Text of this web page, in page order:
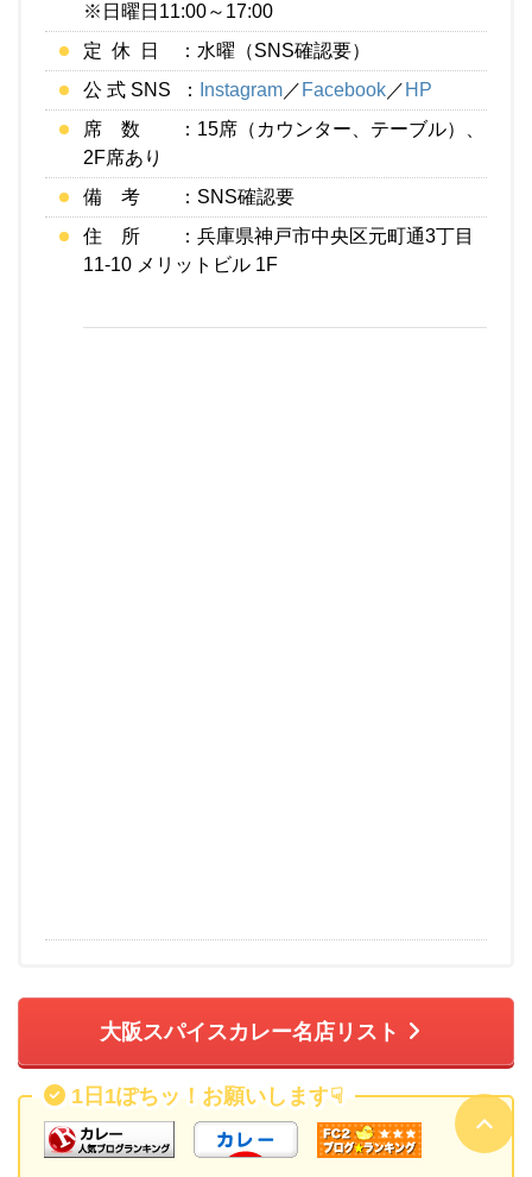
※日曜日11:00～17:00
定 休 日 ：水曜（SNS確認要）
公 式 SNS ：
Instagram／ Facebook／ HP
席 数 ：15席（カウンター、テーブル）、
2F席あり
備 考 ：SNS確認要
住 所 ：兵庫県神戸市中央区元町通3丁目
11-10 メリットビル 1F
大阪スパイスカレー名店リスト
1日1ぽちッ！お願いします☟